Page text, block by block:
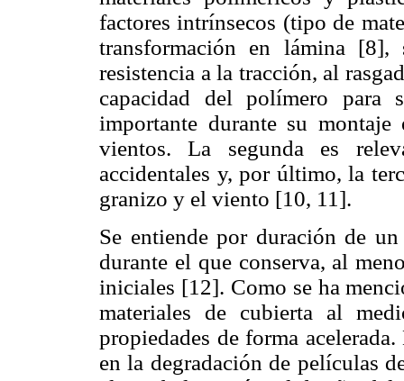
factores intrínsecos (tipo de
transformación en lámina [8],
resistencia a la tracción, al
capacidad del polímero para
importante durante su
vientos. La segunda es
accidentales y, por último, la
granizo y el viento [10, 11].
Se entiende por duración de
durante el que conserva, al
iniciales [12]. Como se ha
materiales de cubierta al
propiedades de forma
en la degradación de películas